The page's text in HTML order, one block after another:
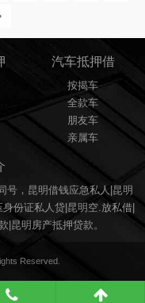
汽车抵押借
按揭车
全款车
朋友车
亲属车
号，昆明借钱应急私人|昆明
份证私人贷|昆明空.放私借|
|昆明房产抵押贷款。
Reserved.